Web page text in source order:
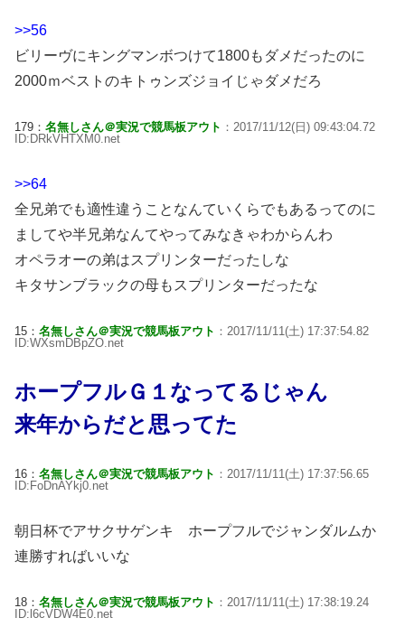
>>56
ビリーヴにキングマンボつけて1800もダメだったのに
2000ｍベストのキトゥンズジョイじゃダメだろ
179： 名無しさん＠実況で競馬板アウト ：2017/11/12(日) 09:43:04.72
ID:DRkVHTXM0.net
>>64
全兄弟でも適性違うことなんていくらでもあるってのに
ましてや半兄弟なんてやってみなきゃわからんわ
オペラオーの弟はスプリンターだったしな
キタサンブラックの母もスプリンターだったな
15： 名無しさん＠実況で競馬板アウト ：2017/11/11(土) 17:37:54.82
ID:WXsmDBpZO.net
ホープフルＧ１なってるじゃん
来年からだと思ってた
16： 名無しさん＠実況で競馬板アウト ：2017/11/11(土) 17:37:56.65
ID:FoDnAYkj0.net
朝日杯でアサクサゲンキ ホープフルでジャンダルムか
連勝すればいいな
18： 名無しさん＠実況で競馬板アウト ：2017/11/11(土) 17:38:19.24
ID:l6cVDW4E0.net